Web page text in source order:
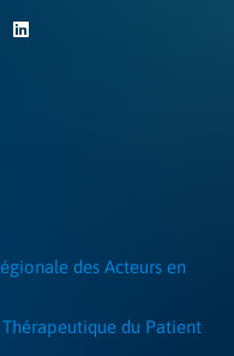
des Acteurs en
du Patient